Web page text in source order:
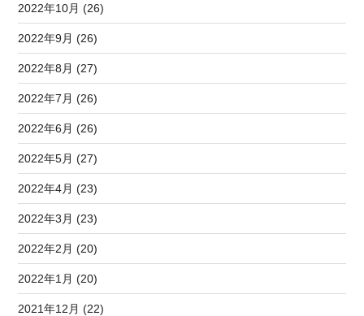
2022年10月 (26)
2022年9月 (26)
2022年8月 (27)
2022年7月 (26)
2022年6月 (26)
2022年5月 (27)
2022年4月 (23)
2022年3月 (23)
2022年2月 (20)
2022年1月 (20)
2021年12月 (22)